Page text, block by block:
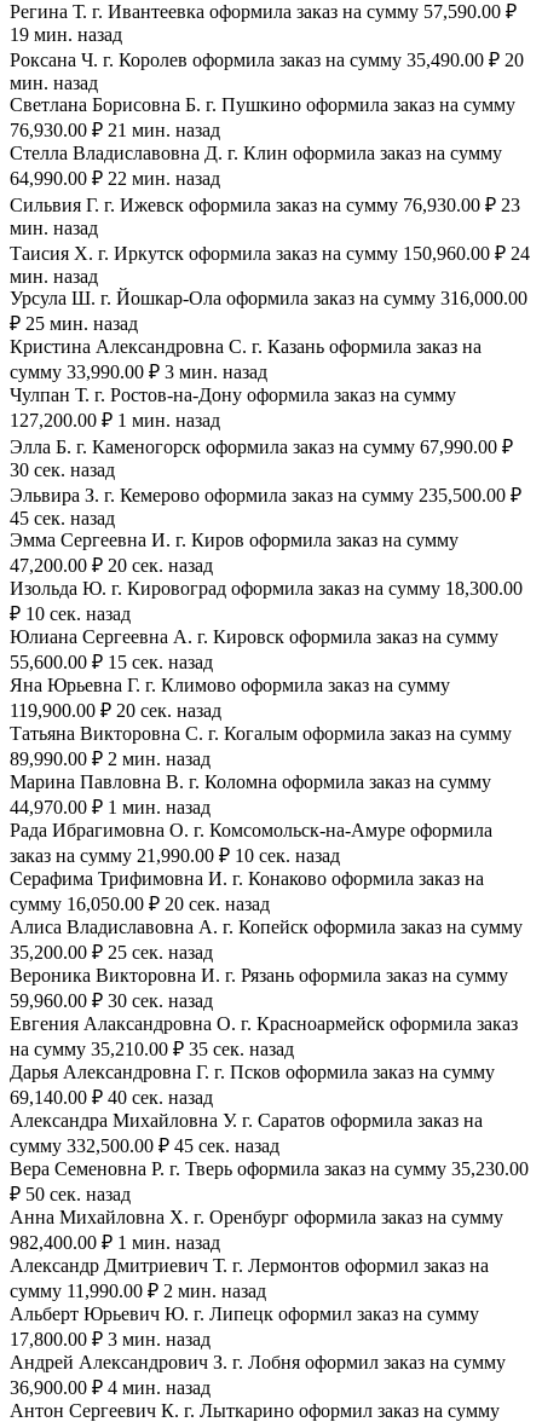
Регина Т. г. Ивантеевка оформила заказ на сумму 57,590.00 ₽
19 мин. назад
Роксана Ч. г. Королев оформила заказ на сумму 35,490.00 ₽ 20
мин. назад
Светлана Борисовна Б. г. Пушкино оформила заказ на сумму
76,930.00 ₽ 21 мин. назад
Стелла Владиславовна Д. г. Клин оформила заказ на сумму
64,990.00 ₽ 22 мин. назад
Сильвия Г. г. Ижевск оформила заказ на сумму 76,930.00 ₽ 23
мин. назад
Таисия Х. г. Иркутск оформила заказ на сумму 150,960.00 ₽ 24
мин. назад
Урсула Ш. г. Йошкар-Ола оформила заказ на сумму 316,000.00
₽ 25 мин. назад
Кристина Александровна С. г. Казань оформила заказ на
сумму 33,990.00 ₽ 3 мин. назад
Чулпан Т. г. Ростов-на-Дону оформила заказ на сумму
127,200.00 ₽ 1 мин. назад
Элла Б. г. Каменогорск оформила заказ на сумму 67,990.00 ₽
30 сек. назад
Эльвира З. г. Кемерово оформила заказ на сумму 235,500.00 ₽
45 сек. назад
Эмма Сергеевна И. г. Киров оформила заказ на сумму
47,200.00 ₽ 20 сек. назад
Изольда Ю. г. Кировоград оформила заказ на сумму 18,300.00
₽ 10 сек. назад
Юлиана Сергеевна А. г. Кировск оформила заказ на сумму
55,600.00 ₽ 15 сек. назад
Яна Юрьевна Г. г. Климово оформила заказ на сумму
119,900.00 ₽ 20 сек. назад
Татьяна Викторовна С. г. Когалым оформила заказ на сумму
89,990.00 ₽ 2 мин. назад
Марина Павловна В. г. Коломна оформила заказ на сумму
44,970.00 ₽ 1 мин. назад
Рада Ибрагимовна О. г. Комсомольск-на-Амуре оформила
заказ на сумму 21,990.00 ₽ 10 сек. назад
Серафима Трифимовна И. г. Конаково оформила заказ на
сумму 16,050.00 ₽ 20 сек. назад
Алиса Владиславовна А. г. Копейск оформила заказ на сумму
35,200.00 ₽ 25 сек. назад
Вероника Викторовна И. г. Рязань оформила заказ на сумму
59,960.00 ₽ 30 сек. назад
Евгения Алаксандровна О. г. Красноармейск оформила заказ
на сумму 35,210.00 ₽ 35 сек. назад
Дарья Александровна Г. г. Псков оформила заказ на сумму
69,140.00 ₽ 40 сек. назад
Александра Михайловна У. г. Саратов оформила заказ на
сумму 332,500.00 ₽ 45 сек. назад
Вера Семеновна Р. г. Тверь оформила заказ на сумму 35,230.00
₽ 50 сек. назад
Анна Михайловна Х. г. Оренбург оформила заказ на сумму
982,400.00 ₽ 1 мин. назад
Александр Дмитриевич Т. г. Лермонтов оформил заказ на
сумму 11,990.00 ₽ 2 мин. назад
Альберт Юрьевич Ю. г. Липецк оформил заказ на сумму
17,800.00 ₽ 3 мин. назад
Андрей Александрович З. г. Лобня оформил заказ на сумму
36,900.00 ₽ 4 мин. назад
Антон Сергеевич К. г. Лыткарино оформил заказ на сумму